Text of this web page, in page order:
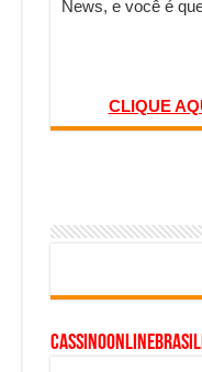
News, e você é
CLIQUE